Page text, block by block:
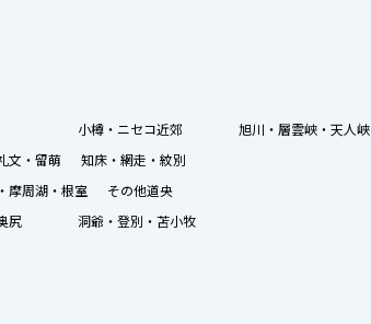
小樽・ニセコ近郊
旭川・層雲峡・天人峡
文・留萌
知床・網走・紋別
摩周湖・根室
その他道央
尻 洞爺・登別・苫小牧